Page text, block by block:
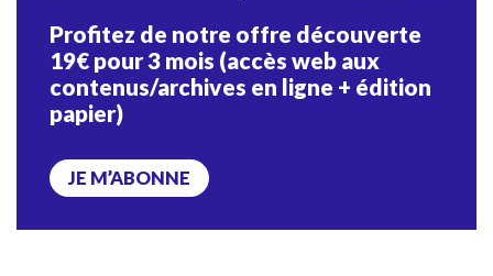
Profitez de notre offre découverte
19€ pour 3 mois (accès web aux
contenus/archives en ligne + édition
papier)
JE M’ABONNE